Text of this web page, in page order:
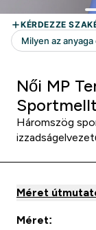
Női MP
Háromszög
Méret
Méret: